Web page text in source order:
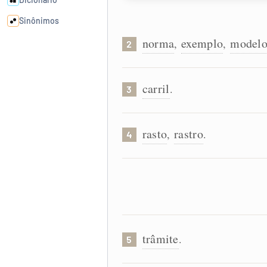
Sinônimos
2 norma, exemplo,
3 carril.
4 rasto, rastro.
5 trâmite.